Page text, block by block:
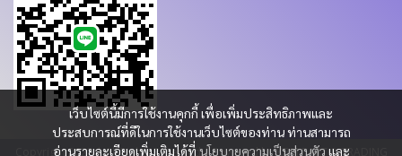
เว็บไซต์นี้มีการใช้งานคุกกี้ เพื่อเพิ่มประสิทธิภาพและ
ประสบการณ์ที่ดีในการใช้งานเว็บไซต์ของท่าน ท่านสามารถ
อ่านรายละเอียดเพิ่มเติมได้ที่ นโยบายความเป็นส่วนตัว และ
Copyright 2023 | All Rights Reserved | Powered by KBM PART & TRADING